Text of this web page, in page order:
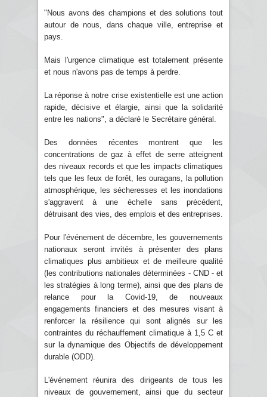
"Nous avons des champions et des solutions tout
autour de nous, dans chaque ville, entreprise et
pays.
Mais l'urgence climatique est totalement présente
et nous n'avons pas de temps à perdre.
La réponse à notre crise existentielle est une action
rapide, décisive et élargie, ainsi que la solidarité
entre les nations", a déclaré le Secrétaire général.
Des données récentes montrent que les
concentrations de gaz à effet de serre atteignent
des niveaux records et que les impacts climatiques
tels que les feux de forêt, les ouragans, la pollution
atmosphérique, les sécheresses et les inondations
s'aggravent à une échelle sans précédent,
détruisant des vies, des emplois et des entreprises.
Pour l'événement de décembre, les gouvernements
nationaux seront invités à présenter des plans
climatiques plus ambitieux et de meilleure qualité
(les contributions nationales déterminées - CND - et
les stratégies à long terme), ainsi que des plans de
relance pour la Covid-19, de nouveaux
engagements financiers et des mesures visant à
renforcer la résilience qui sont alignés sur les
contraintes du réchauffement climatique à 1,5 C et
sur la dynamique des Objectifs de développement
durable (ODD).
L'événement réunira des dirigeants de tous les
niveaux de gouvernement, ainsi que du secteur